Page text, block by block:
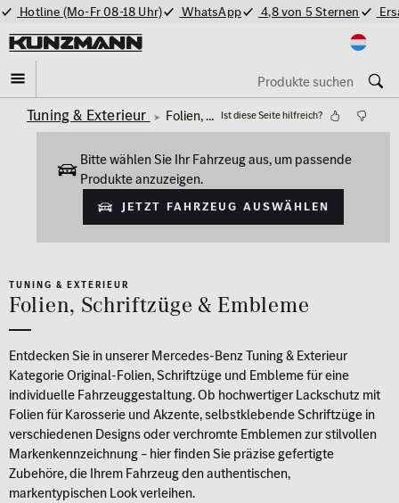
Hotline (Mo-Fr 08-18 Uhr) WhatsApp 4,8 von 5 Sternen
Tuning & Exterieur Folien, Schriftzüge & Embleme Ist diese Seite hilfreich?
Bitte wählen Sie Ihr Fahrzeug aus, um passende
Produkte anzuzeigen.
Jetzt Fahrzeug auswählen
TUNING & EXTERIEUR
Folien, Schriftzüge & Embleme
Entdecken Sie in unserer Mercedes-Benz Tuning & Exterieur
Kategorie Original-Folien, Schriftzüge und Embleme für eine
individuelle Fahrzeuggestaltung. Ob hochwertiger Lackschutz mit
Folien für Karosserie und Akzente, selbstklebende Schriftzüge in
verschiedenen Designs oder verchromte Emblemen zur stilvollen
Markenkennzeichnung – hier finden Sie präzise gefertigte
Zubehöre, die Ihrem Fahrzeug den authentischen,
markentypischen Look verleihen.